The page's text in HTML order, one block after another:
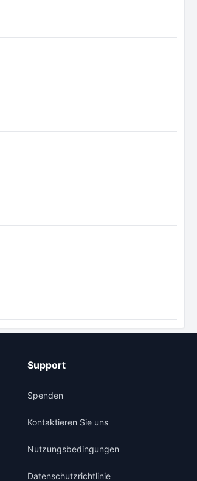
Support
Spenden
Kontaktieren Sie uns
Nutzungsbedingungen
Datenschutzrichtlinie